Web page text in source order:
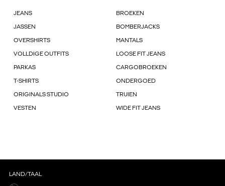
JEANS BROEKEN
JASSEN BOMBERJACKS
OVERSHIRTS MANTALS
VOLLDIGE OUTFITS LOOSE FIT JEANS
PARKAS CARGOBROEKEN
T-SHIRTS ONDERGOED
ORIGINALS STUDIO TRUIEN
VESTEN WIDE FIT JEANS
LAND/TAAL